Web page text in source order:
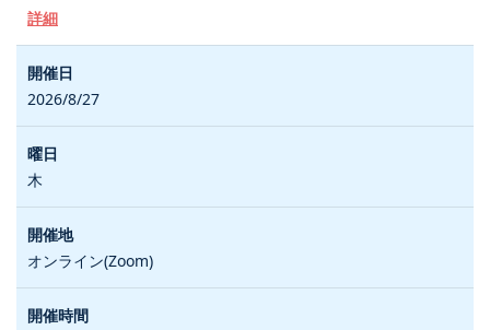
詳細
2026/8/27
木
オンライン(Zoom)